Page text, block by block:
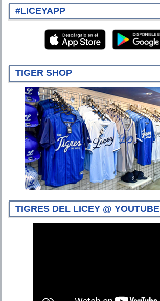
#LICEYAPP
TIGER SHOP
TIGRES DEL LICEY @ YOUTUBE